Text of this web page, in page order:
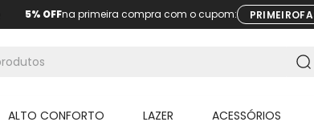
5% OFFna primeira compra com o cupom:
ALTO CONFORTO LAZER ACESSÓRIOS